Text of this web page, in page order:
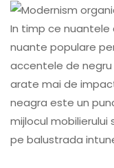
In timp ce
nuante populare
accentele de
arate mai de
neagra este un
mijlocul mobilierului
pe balustrada